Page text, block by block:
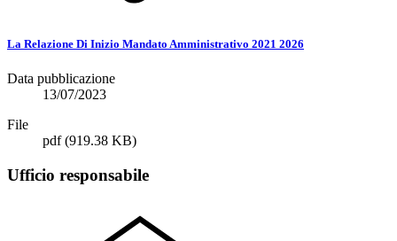
La Relazione Di Inizio Mandato Amministrativo 2021 2026
Data pubblicazione
13/07/2023
File
pdf(919.38 KB)
Ufficio responsabile